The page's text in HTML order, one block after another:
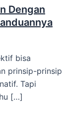
Dengan
bisa
prinsip-prinsip
Tapi
[…]